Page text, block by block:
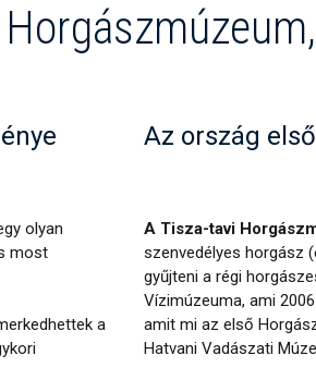
olyan
most
a
Az ország
A Tisza-tavi
szenvedélyes horgász
gyűjteni a régi
Vízimúzeuma, ami
amit mi az első
Hatvani Vadászati